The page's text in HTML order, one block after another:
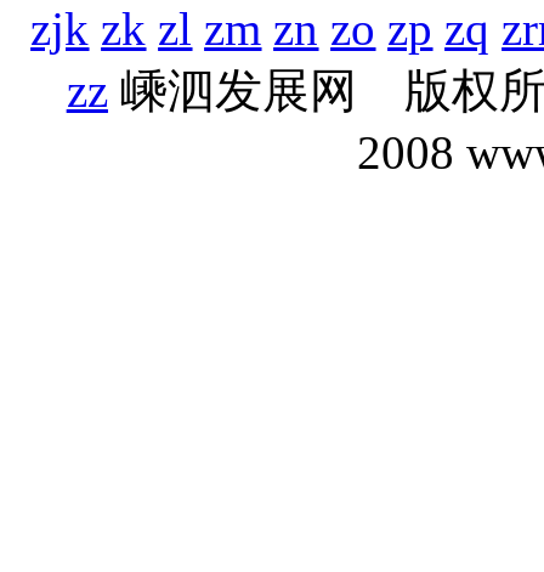
zjk zk zl zm zn zo zp zq
zz嵊泗发展网 版权
2008